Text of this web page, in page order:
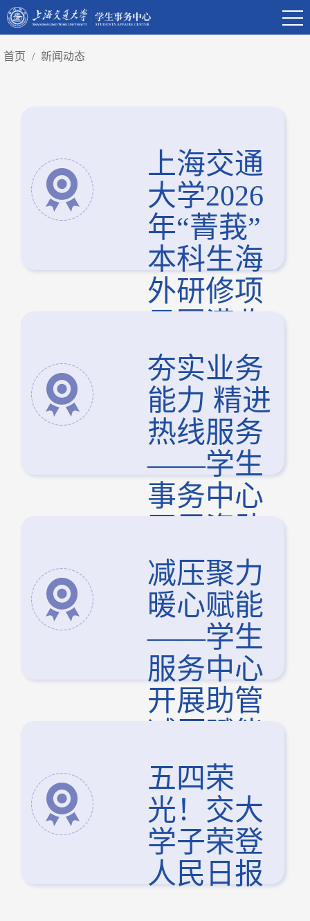
首页 / 新闻动态
上海交通
大学2026
年“菁莪”
本科生海
外研修项
官
夯实业务
能力 精进
热线服务
——学生
事务中心
热线专项
培训
减压聚力
暖心赋能
——学生
服务中心
开展助管
主题活动
五四荣
光！交大
学子荣登
人民日报